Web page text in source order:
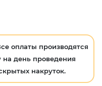
оплаты производятся
день проведения
накруток.